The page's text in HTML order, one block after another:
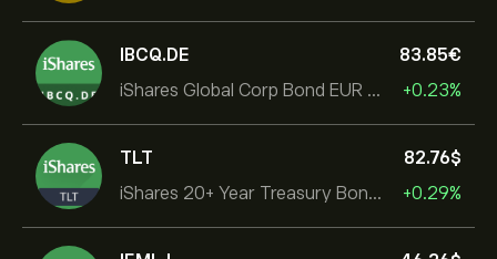
IBCQ.DE
iShares Global Corp Bond EUR Hedged UCITS ETF Dist
83.85‎€‎
+0.23%
TLT
iShares 20+ Year Treasury Bond ETF
82.76‎$‎
+0.29%